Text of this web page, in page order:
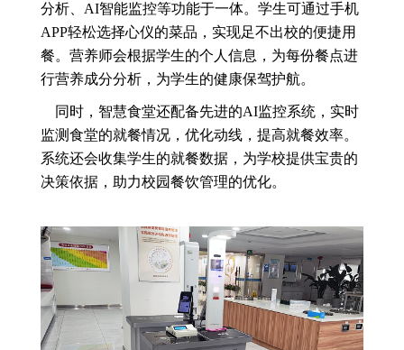
分析、AI智能监控等功能于一体。学生可通过手机
APP轻松选择心仪的菜品，实现足不出校的便捷用
餐。营养师会根据学生的个人信息，为每份餐点进
行营养成分分析，为学生的健康保驾护航。
同时，智慧食堂还配备先进的AI监控系统，实时
监测食堂的就餐情况，优化动线，提高就餐效率。
系统还会收集学生的就餐数据，为学校提供宝贵的
决策依据，助力校园餐饮管理的优化。